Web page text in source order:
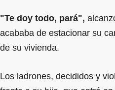
"Te doy todo, pará",
acababa de estacionar su
de su vivienda.
Los ladrones, decididos y